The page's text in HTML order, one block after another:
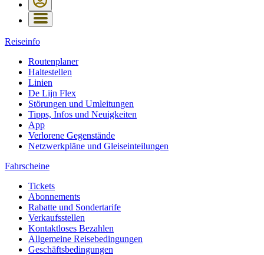
Reiseinfo
Routenplaner
Haltestellen
Linien
De Lijn Flex
Störungen und Umleitungen
Tipps, Infos und Neuigkeiten
App
Verlorene Gegenstände
Netzwerkpläne und Gleiseinteilungen
Fahrscheine
Tickets
Abonnements
Rabatte und Sondertarife
Verkaufsstellen
Kontaktloses Bezahlen
Allgemeine Reisebedingungen
Geschäftsbedingungen